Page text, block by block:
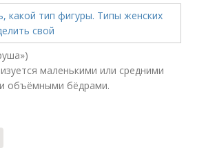
маленькими или средними
объёмными бёдрами.